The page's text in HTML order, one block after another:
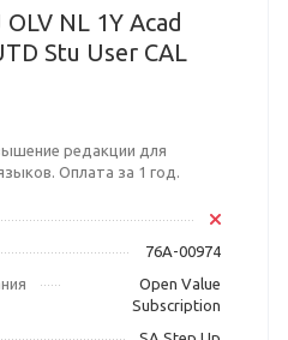
OLV NL 1Y Acad
Stu User CAL
редакции для
Оплата за 1 год.
76A-00974
Open Value
Subscription